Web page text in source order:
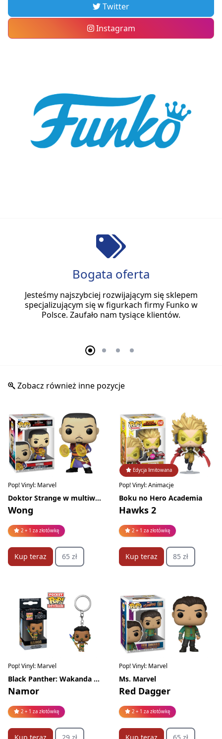
Twitter
Instagram
Bogata oferta
Jesteśmy najszybciej rozwijającym się sklepem
specjalizującym się w figurkach firmy Funko w
Polsce. Zaufało nam tysiące klientów.
Zobacz również inne pozycje
Pop! Vinyl: Marvel
Doktor Strange w multiwersum obłędu
Wong
2 + 1 za złotówkę
Kup teraz 65 zł
Edycja limitowana
Pop! Vinyl: Animacje
Boku no Hero Academia
Hawks 2
2 + 1 za złotówkę
Kup teraz 85 zł
Pop! Vinyl: Marvel
Black Panther: Wakanda Forever
Namor
2 + 1 za złotówkę
Pop! Vinyl: Marvel
Ms. Marvel
Red Dagger
2 + 1 za złotówkę